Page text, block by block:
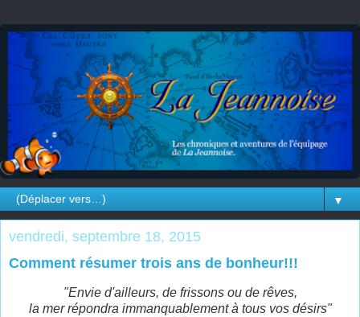
▼
vendredi, septembre 18, 2015
Comment résumer trois ans de bonheur!!!
"Envie d'ailleurs, de frissons ou de rêves,
la mer répondra immanquablement à tous vos désirs"